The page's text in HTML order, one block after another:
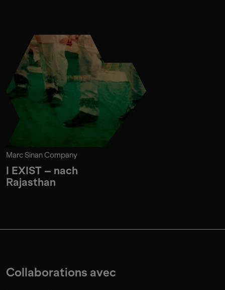
Marc Sinan Company
I EXIST – nach
Rajasthan
Collaborations avec